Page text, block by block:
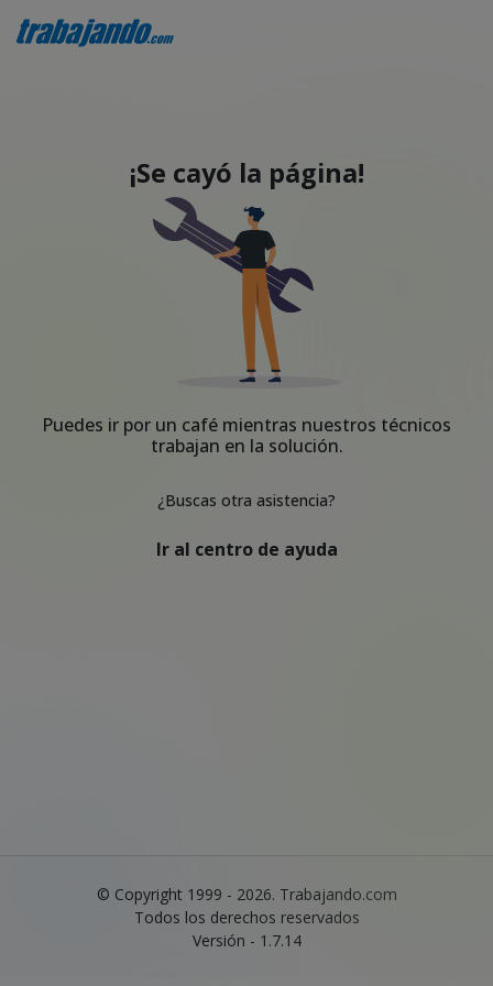
¡Se cayó la página!
Puedes ir por un café mientras nuestros técnicos
trabajan en la solución.
¿Buscas otra asistencia?
Ir al centro de ayuda
© Copyright 1999 - 2026. Trabajando.com
Todos los derechos reservados
Versión - 1.7.14